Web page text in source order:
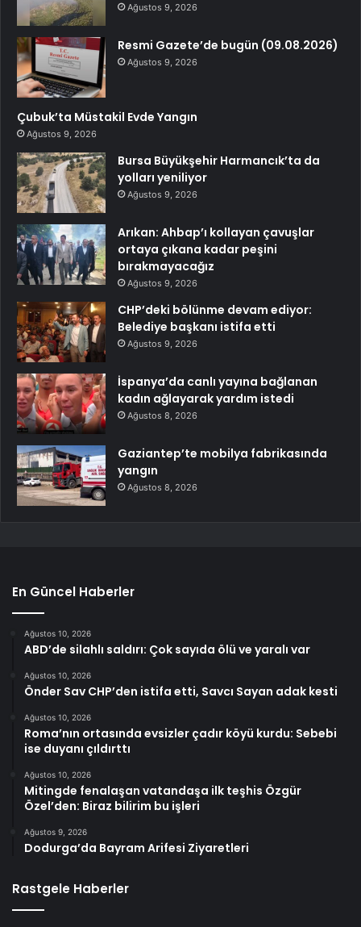
Ağustos 9, 2026
Resmi Gazete’de bugün (09.08.2026)
Ağustos 9, 2026
Çubuk’ta Müstakil Evde Yangın
Ağustos 9, 2026
Bursa Büyükşehir Harmancık’ta da
yolları yeniliyor
Ağustos 9, 2026
Arıkan: Ahbap’ı kollayan çavuşlar
ortaya çıkana kadar peşini
bırakmayacağız
Ağustos 9, 2026
CHP’deki bölünme devam ediyor:
Belediye başkanı istifa etti
Ağustos 9, 2026
İspanya’da canlı yayına bağlanan
kadın ağlayarak yardım istedi
Ağustos 8, 2026
Gaziantep’te mobilya fabrikasında
yangın
Ağustos 8, 2026
En Güncel Haberler
Ağustos 10, 2026
ABD’de silahlı saldırı: Çok sayıda ölü ve yaralı var
Ağustos 10, 2026
Önder Sav CHP’den istifa etti, Savcı Sayan adak kesti
Ağustos 10, 2026
Roma’nın ortasında evsizler çadır köyü kurdu: Sebebi
ise duyanı çıldırttı
Ağustos 10, 2026
Mitingde fenalaşan vatandaşa ilk teşhis Özgür
Özel’den: Biraz bilirim bu işleri
Ağustos 9, 2026
Dodurga’da Bayram Arifesi Ziyaretleri
Rastgele Haberler